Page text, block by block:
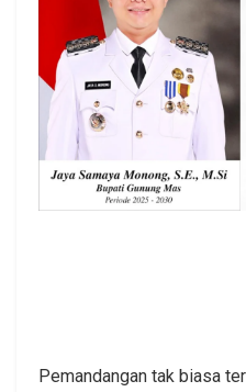
Pemandangan tak biasa